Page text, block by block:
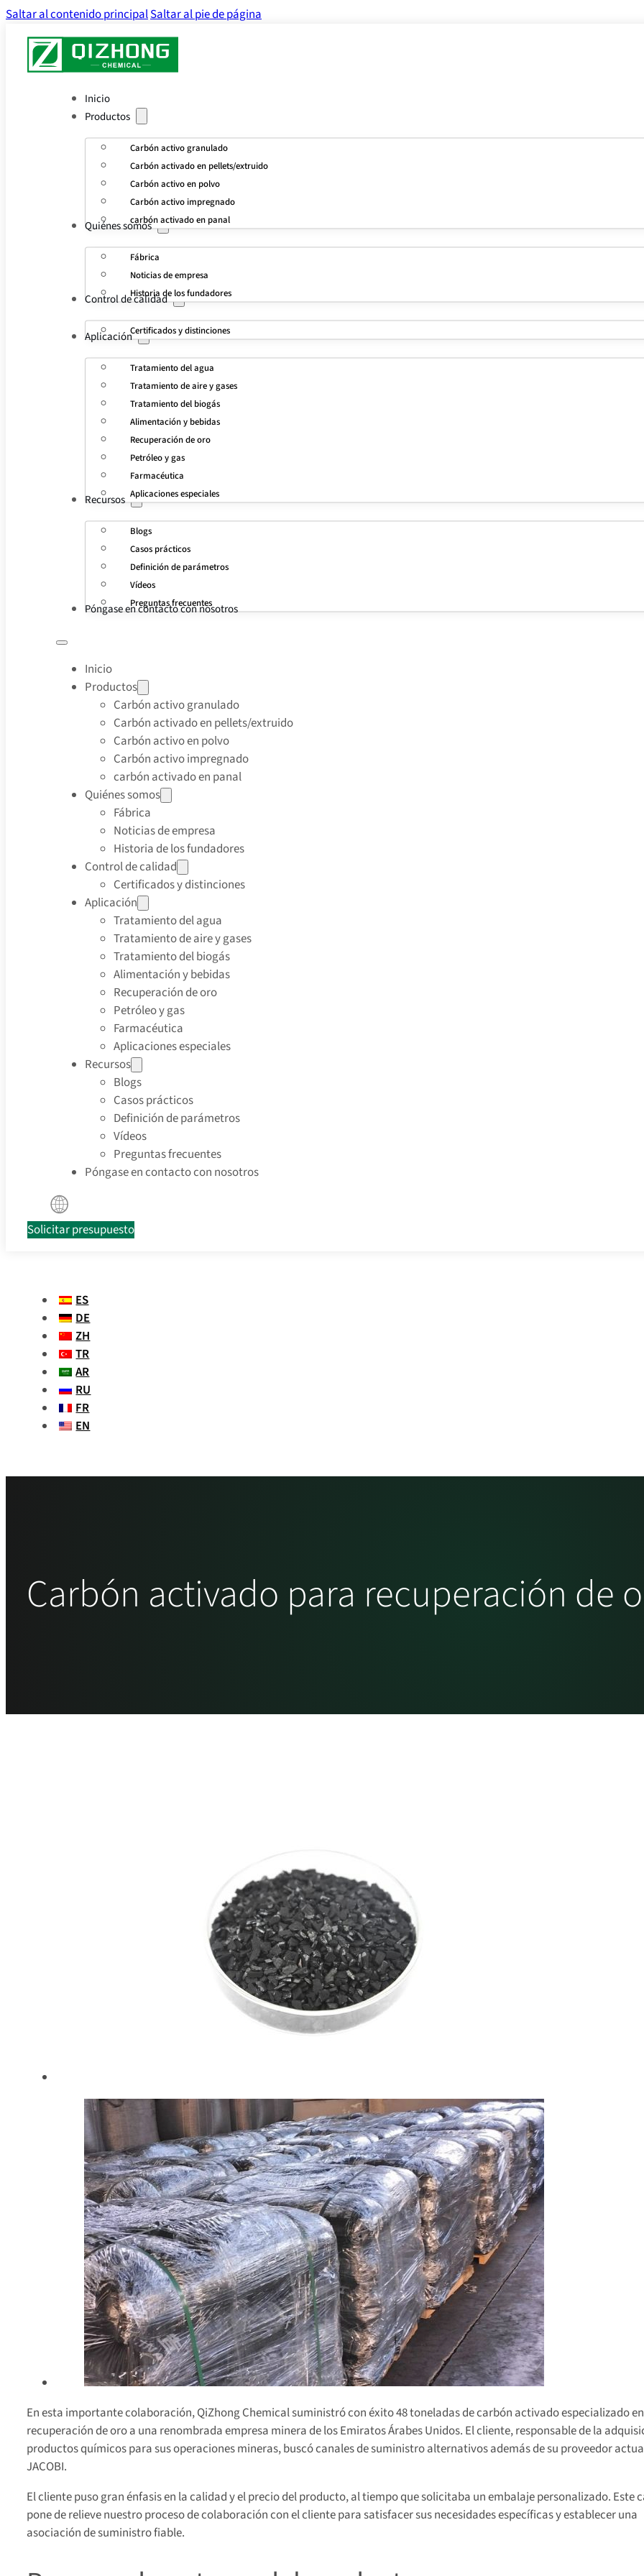
Saltar al contenido principalSaltar al pie de página
Inicio
Productos
Carbón activo granulado
Carbón activado en pellets/extruido
Carbón activo en polvo
Carbón activo impregnado
carbón activado en panal
Quiénes somos
Fábrica
Noticias de empresa
Historia de los fundadores
Control de calidad
Certificados y distinciones
Aplicación
Tratamiento del agua
Tratamiento de aire y gases
Tratamiento del biogás
Alimentación y bebidas
Recuperación de oro
Petróleo y gas
Farmacéutica
Aplicaciones especiales
Recursos
Blogs
Casos prácticos
Definición de parámetros
Vídeos
Preguntas frecuentes
Póngase en contacto con nosotros
Inicio
Productos
Carbón activo granulado
Carbón activado en pellets/extruido
Carbón activo en polvo
Carbón activo impregnado
carbón activado en panal
Quiénes somos
Fábrica
Noticias de empresa
Historia de los fundadores
Control de calidad
Certificados y distinciones
Aplicación
Tratamiento del agua
Tratamiento de aire y gases
Tratamiento del biogás
Alimentación y bebidas
Recuperación de oro
Petróleo y gas
Farmacéutica
Aplicaciones especiales
Recursos
Blogs
Casos prácticos
Definición de parámetros
Vídeos
Preguntas frecuentes
Póngase en contacto con nosotros
Solicitar presupuesto
ES
DE
ZH
TR
AR
RU
FR
EN
Carbón activado para recuperación de
En esta importante colaboración, QiZhong Chemical suministró con éxito 48 toneladas de carbón activado especializado
recuperación de oro a una renombrada empresa minera de los Emiratos Árabes Unidos. El cliente, responsable de la
productos químicos para sus operaciones mineras, buscó canales de suministro alternativos además de su proveedor
JACOBI.
El cliente puso gran énfasis en la calidad y el precio del producto, al tiempo que solicitaba un embalaje personalizado. Este
pone de relieve nuestro proceso de colaboración con el cliente para satisfacer sus necesidades específicas y establecer una
asociación de suministro fiable.